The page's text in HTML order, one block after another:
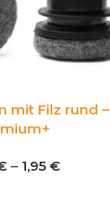
mit Filz rund –
– 1,95 €